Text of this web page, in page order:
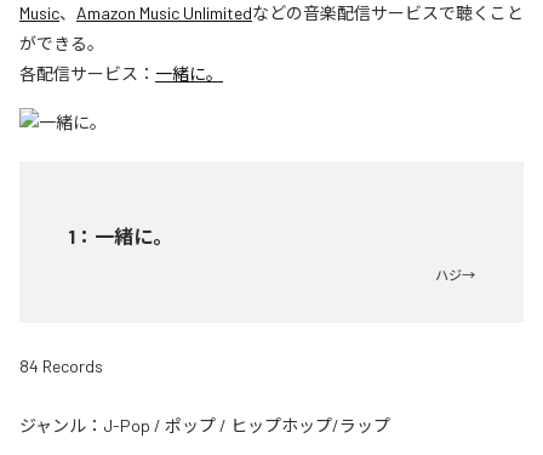
Music、 Amazon Music Unlimitedなどの音楽配信サービスで聴くこと
ができる。
各配信サービス： 一緒に。
1 ： 一緒に。
ハジ→
84 Records
ジャンル： J-Pop / ポップ / ヒップホップ/ラップ